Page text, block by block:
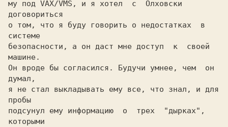
му под VAX/VMS, и я хотел  с  Олховски
договориться
о том, что я буду говорить о недостатках  в
системе
безопасности, а он даст мне доступ  к  своей
машине.
Он вроде бы согласился. Будучи умнее, чем  он
думал,
я не стал выкладывать ему все, что знал, и для
пробы
подсунул ему информацию  о  трех  "дырках",
которыми